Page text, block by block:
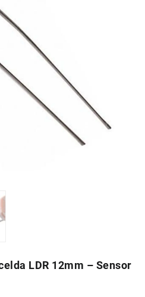
LDR 12mm – Sensor